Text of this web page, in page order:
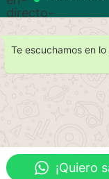
Enviar
Te escuchamos en
¡Quiero